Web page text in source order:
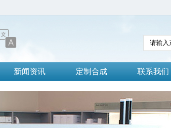
新闻资讯 定制合成 联系我们